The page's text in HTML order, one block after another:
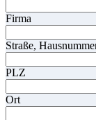
Firma
Straße,
PLZ
Ort